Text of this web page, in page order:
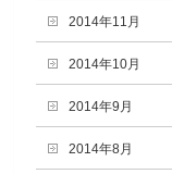
2014年11月
2014年10月
2014年9月
2014年8月